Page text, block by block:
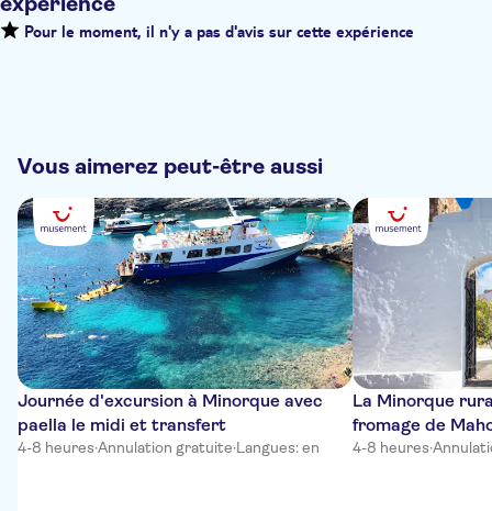
Pour le moment, il n'y a pas d'avis sur cette expérience
Vous aimerez peut-être aussi
Journée d'excursion à Minorque avec
paella le midi et transfert
4-8 heures·Annulation gratuite·Langues: en
La Minorque
fromage de
4-8 heures·